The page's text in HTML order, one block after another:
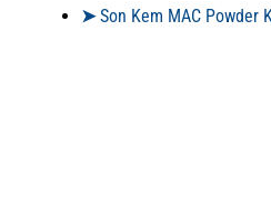
➤Son Kem MAC Powder